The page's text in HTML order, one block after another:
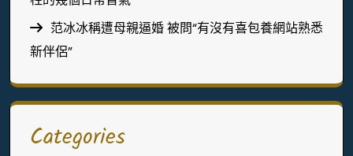
范冰冰稱遭母親逼婚 被問“有沒有喜包養網站熟悉
新伴侶”
Categories